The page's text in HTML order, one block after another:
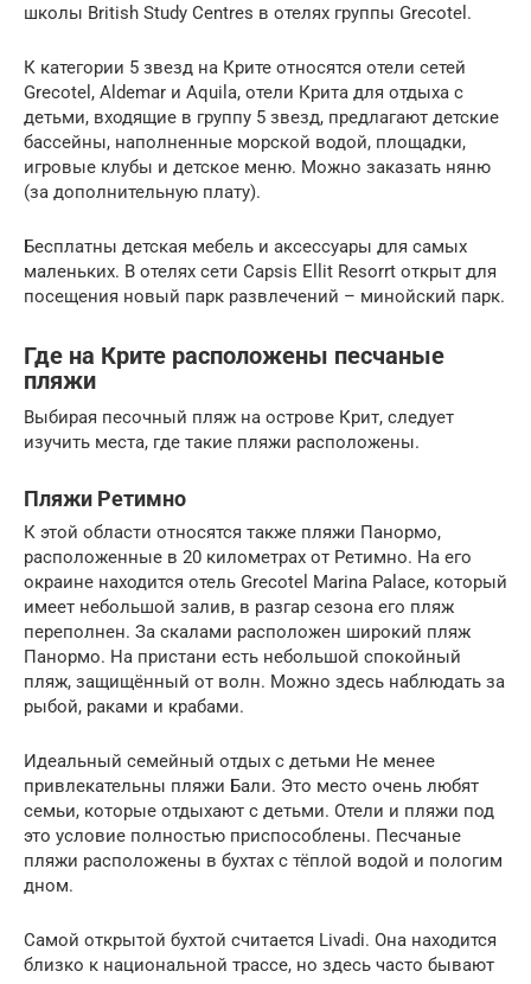
школы British Study Centres в отелях группы Grecotel.
К категории 5 звезд на Крите относятся отели сетей
Grecotel, Aldemar и Aquila, отели Крита для отдыха с
детьми, входящие в группу 5 звезд, предлагают детские
бассейны, наполненные морской водой, площадки,
игровые клубы и детское меню. Можно заказать няню
(за дополнительную плату).
Бесплатны детская мебель и аксессуары для самых
маленьких. В отелях сети Capsis Ellit Resorrt открыт для
посещения новый парк развлечений – минойский парк.
Где на Крите расположены песчаные
пляжи
Выбирая песочный пляж на острове Крит, следует
изучить места, где такие пляжи расположены.
Пляжи Ретимно
К этой области относятся также пляжи Панормо,
расположенные в 20 километрах от Ретимно. На его
окраине находится отель Grecotel Marina Palace, который
имеет небольшой залив, в разгар сезона его пляж
переполнен. За скалами расположен широкий пляж
Панормо. На пристани есть небольшой спокойный
пляж, защищённый от волн. Можно здесь наблюдать за
рыбой, раками и крабами.
Идеальный семейный отдых с детьми Не менее
привлекательны пляжи Бали. Это место очень любят
семьи, которые отдыхают с детьми. Отели и пляжи под
это условие полностью приспособлены. Песчаные
пляжи расположены в бухтах с тёплой водой и пологим
дном.
Самой открытой бухтой считается Livadi. Она находится
близко к национальной трассе, но здесь часто бывают